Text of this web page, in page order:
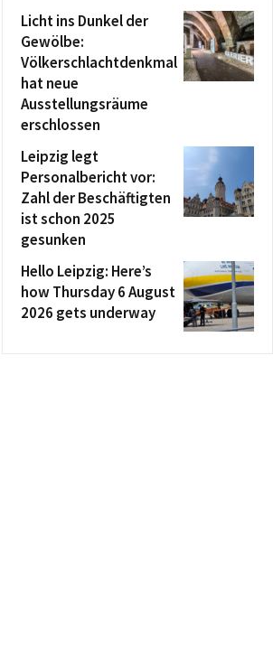
Licht ins Dunkel der
Gewölbe:
Völkerschlachtdenkmal
hat neue
Ausstellungsräume
erschlossen
Leipzig legt
Personalbericht vor:
Zahl der Beschäftigten
ist schon 2025
gesunken
Hello Leipzig: Here’s
how Thursday 6 August
2026 gets underway